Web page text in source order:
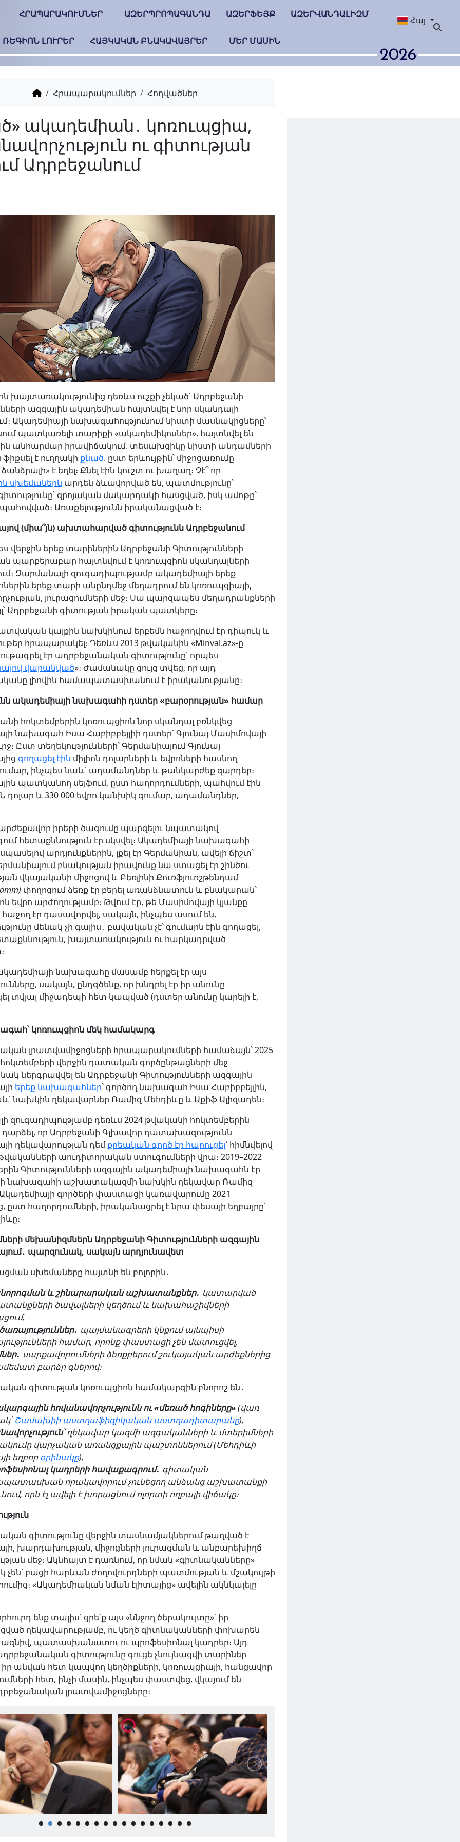
ՀՐԱՊԱՐԱԿՈՒՄՆԵՐ ԱԶԵՐՊՐՈՊԱԳԱՆԴԱ ԱԶԵՐՖԵՅՔ ԱԶԵՐՎԱՆԴԱԼԻԶՄ
ՌԵԳԻՈՆ ԼՈՒՐԵՐ ՀԱՅԿԱԿԱՆ ԲՆԱԿԱՎԱՅՐԵՐ ՄԵՐ ՄԱՍԻՆ
Հայ
2026
Հրապարակումներ Հոդվածներ
«Քնած» ակադեմիան․ կոռուպցիա,
հովանավորչություն ու գիտության
խայտառակությունից դեռևս ուշքի չեկած՝ Ադրբեջանի
ազգային ակադեմիան հայտնվել է նոր սկանդալի
Ակադեմիայի նախագահությունում նիստի մասնակիցները՝
պատկառելի տարիքի «ակադեմիկոսներ», հայտնվել են
անհարմար իրավիճակում. տեսախցիկը նիստի անդամների
է ուղղակի քնած. ըստ երևույթին՝ միջոցառումը
է եղել։ Քնել էին կուշտ ու խաղաղ։ Չէ՞ որ
սխեմաներն արդեն ձևավորված են, պատմությունը՝
զրոյական մակարդակի հասցված, իսկ ամոթը՝
Առաքելությունն իրականացված է։
(միա՞յն) ախտահարված գիտությունն Ադրբեջանում
երեք տարիներին Ադրբեջանի Գիտությունների
պարբերաբար հայտնվում է կոռուպցիոն սկանդալների
Զարմանալի զուգադիպությամբ ակադեմիայի երեք
երեք տարի անընդմեջ մեղադրում են կոռուպցիայի,
յուրացումների մեջ։ Սա պարզապես մեղադրանքների
Ադրբեջանի գիտության իրական պատկերը։
կայքին նախկինում երբեմն հաջողվում էր դիպուկ և
հրապարակել։ Դեռևս 2013 թվականին «Minval.az»-ը
էր ադրբեջանական գիտությունը՝ որպես
վարակված»։ Ժամանակը ցույց տվեց, որ այդ
լիովին համապատասխանում է իրականությանը։
ակադեմիայի նախագահի դստեր «բարօրության» համար
հոկտեմբերին կոռուպցիոն նոր սկանդալ բռնկվեց
նախագահ Իսա Հաբիբբեյլիի դստեր՝ Գյունայ Մասիմովայի
Ըստ տեղեկությունների՝ Գերմանիայում Գյունայ
գողացել էին միլիոն դոլարների և եվրոների հասնող
ինչպես նաև՝ ադամանդներ և թանկարժեք զարդեր։
պատկանող սեյֆում, ըստ հաղորդումների, պահվում էին
դոլար և 330 000 եվրո կանխիկ գումար, ադամանդներ,
իրերի ծագումը պարզելու նպատակով
հետաքննություն էր սկսվել։ Ակադեմիայի նախագահի
արդյունքներին, լքել էր Գերմանիան, ավելի ճիշտ՝
բնակության իրավունք նա ստացել էր շինծու
վկայականի միջոցով և Բեռլինի Քուռֆյուռշթենդամ
փողոցում ձեռք էր բերել առանձնատուն և բնակարան՝
եվրո արժողությամբ։ Թվում էր, թե Մասիմովայի կյանքը
էր դասավորվել, սակայն, ինչպես ասում են,
մենակ չի գալիս․ բավական չէ՝ գումարն էին գողացել,
խայտառակություն ու հարկադրված
ակադեմիայի նախագահը մասամբ հերքել էր այս
սակայն, ընդգծենք, որ խնդրել էր իր անունը
տվյալ միջադեպի հետ կապված (դստեր անունը կարելի է,
կոռուպցիոն մեկ համակարգ
լրատվամիջոցների հրապարակումների համաձայն՝ 2025
վերջին դատական գործընթացների մեջ
ներգրավվել են Ադրբեջանի Գիտությունների ազգային
երեք նախագահներ՝ գործող նախագահ Իսա Հաբիբբեյլին,
նախկին ղեկավարներ Ռամիզ Մեհդիևը և Աքիֆ Ալիզադեն։
զուգադիպությամբ դեռևս 2024 թվականի հոկտեմբերին
դարձել, որ Ադրբեջանի Գլխավոր դատախազությունն
ղեկավարության դեմքրեական գործ էր հարուցել՝ հիմնվելով
թվականների աուդիտորական ստուգումների վրա։ 2019–2022
Գիտությունների ազգային ակադեմիայի նախագահն էր
նախագահի աշխատակազմի նախկին ղեկավար Ռամիզ
գործերի փաստացի կառավարումը 2021
ըստ հաղորդումների, իրականացրել է նրա փեսայի եղբայրը՝
մեխանիզմներն Ադրբեջանի Գիտությունների ազգային
․ պարզունակ, սակայն արդյունավետ
սխեմաները հայտնի են բոլորին․
և շինարարական աշխատանքներ․ կատարված
ծավալների կեղծում և նախահաշիվների
պայմանագրերի կնքում այնպիսի
համար, որոնք փաստացի չեն մատուցվել,
սարքավորումների ձեռքբերում շուկայական արժեքներից
բարձր գներով։
գիտության կոռուպցիոն համակարգին բնորոշ են․
հովանավորչությունն ու «մեռած հոգիները»(վառ
Շամախիի աստղաֆիզիկական աստղադիտարանը),
ղեկավար կազմի ազգականների և մտերիմների
վարչական առանցքային պաշտոններում (Մեհդիևի
եղբորօրինակը),
կադրերի հավաքագրում․ գիտական
որակավորում չունեցող անձանց աշխատանքի
որն էլ ավելի է խորացնում ոլորտի ողբալի վիճակը։
գիտությունը վերջին տասնամյակներում թաղված է
խարդախության, միջոցների յուրացման և անբարեխիղճ
մեջ։ Ակնհայտ է դառնում, որ նման «գիտնականները»
չեն՝ բացի հարևան ժողովուրդների պատմության և մշակույթի
«Ակադեմիական նման էլիտայից» ավելին ակնկալելը
ենք տալիս՝ ցրե՛ք այս «ննջող ծերակույտը»՝ իր
ղեկավարությամբ, ու կեղծ գիտնականների փոխարեն
ազնիվ, պատասխանատու ու պրոֆեսիոնալ կադրեր։ Այդ
գիտությունը գուցե չնույնացվի տարիներ
անվան հետ կապվող կեղծիքների, կոռուպցիայի, հանցավոր
հետ, ինչի մասին, ինչպես փաստվեց, վկայում են
լրատվամիջոցները։